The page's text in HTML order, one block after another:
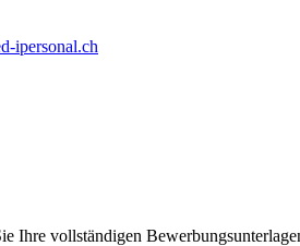
ipersonal.ch
Ihre vollständigen